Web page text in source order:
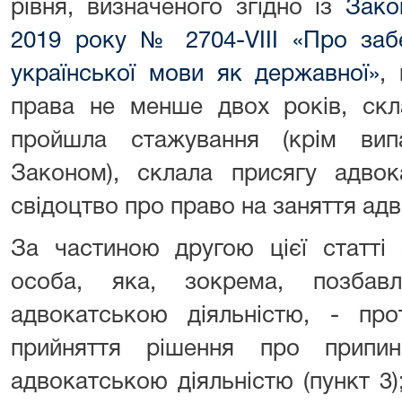
рівня, визначеного згідно із
2019 року № 2704-VIII «Про
української мови як державної»,
права не менше двох років,
пройшла стажування (крім
Законом), склала присягу
свідоцтво про право на заняття
За частиною другою цієї
особа, яка, зокрема,
адвокатською діяльністю, -
прийняття рішення про
адвокатською діяльністю (пункт